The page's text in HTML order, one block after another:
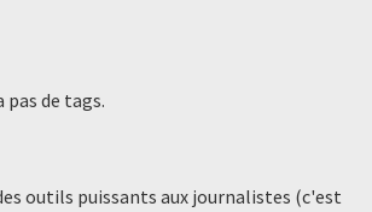
de tags.
outils puissants aux journalistes (c'est